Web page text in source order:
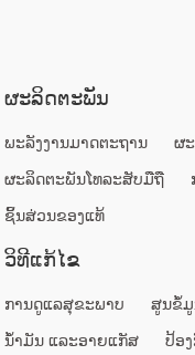
ຜະ​ລິດ​ຕະ​ພັນ
ພະລັງງານມາດຕະຖານ
ຜ
ຜະ​ລິດ​ຕະ​ພັນ​ໂທລະ​ສັບ​ມື​ຖື​
ຊິ້ນສ່ວນຂອງແທ້
ວິທີແກ້ໄຂ
ການດູແລສຸຂະພາບ ສູນຂໍ້
ນ້ຳມັນ ແລະອາຍແກັສ
ປ້ອ